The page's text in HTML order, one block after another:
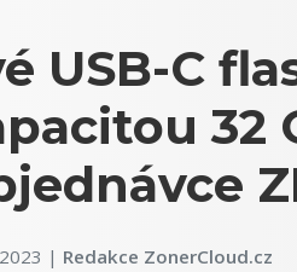
USB-C
32
| Redakce ZonerCloud.cz